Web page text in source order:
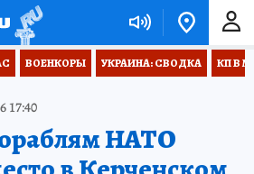
ВОЕНКОРЫ УКРАИНА: СВОДКА КП В
17:40
НАТО